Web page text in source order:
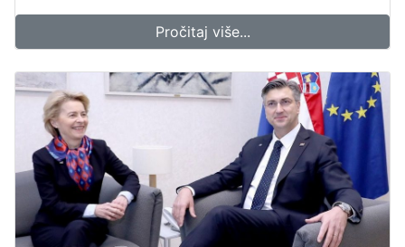
Pročitaj više...